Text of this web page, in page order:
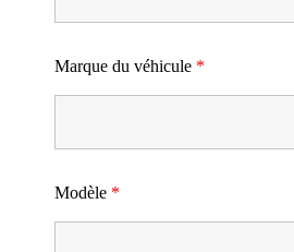
Marque du véhicule *
Modèle *